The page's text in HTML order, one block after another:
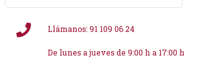
Llámanos: 91 109 06 24
De lunes a jueves de 9:00 h a 17:00 h